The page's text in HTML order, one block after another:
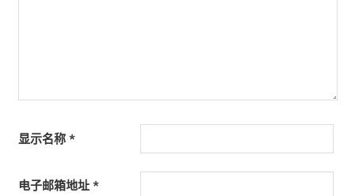
显示名称 *
电子邮箱地址 *